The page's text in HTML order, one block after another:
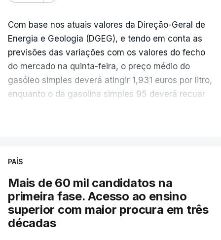
Com base nos atuais valores da Direção-Geral de
Energia e Geologia (DGEG), e tendo em conta as
previsões das variações com os valores do fecho
do mercado na quinta-feira, o preço médio do
gasóleo simples deverá atingir 1,931 euros por litro,
enquanto o da gasolina simples 95 deverá recuar
evolução das cotações internacionais do petróleo,
posto de abastecimento, a marca e a localização.
A atualização do desconto do Imposto sobre os
Produtos Petrolíferos (ISP) também poderá
PAÍS
Mais de 60 mil candidatos na
primeira fase. Acesso ao ensino
superior com maior procura em três
décadas